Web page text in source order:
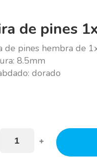
de pines
de pines hembra de
8.5mm
dorado
+